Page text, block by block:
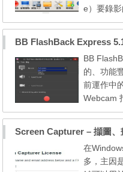
e）要錄
檔）會儲
式。 官方
注意！安
頁」，但
毒軟體誤
BB
的、功能
前運作中
Webcam
可同時錄
按滑鼠的
Express
器中詳細
Screen Capturer – 擷圖、
在
多，主因